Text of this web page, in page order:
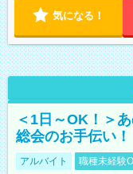
気になる！
＜1日～OK！＞
総会のお手伝い！
アルバイト 職種未経験